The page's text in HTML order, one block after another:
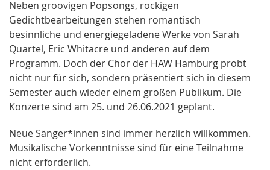
Neben groovigen Popsongs, rockigen
Gedichtbearbeitungen stehen romantisch
besinnliche und energiegeladene Werke von Sarah
Quartel, Eric Whitacre und anderen auf dem
Programm. Doch der Chor der HAW Hamburg probt
nicht nur für sich, sondern präsentiert sich in diesem
Semester auch wieder einem großen Publikum. Die
Konzerte sind am 25. und 26.06.2021 geplant.
Neue Sänger*innen sind immer herzlich willkommen.
Musikalische Vorkenntnisse sind für eine Teilnahme
nicht erforderlich.